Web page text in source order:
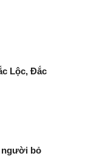
Lộc, Đắc
người bỏ